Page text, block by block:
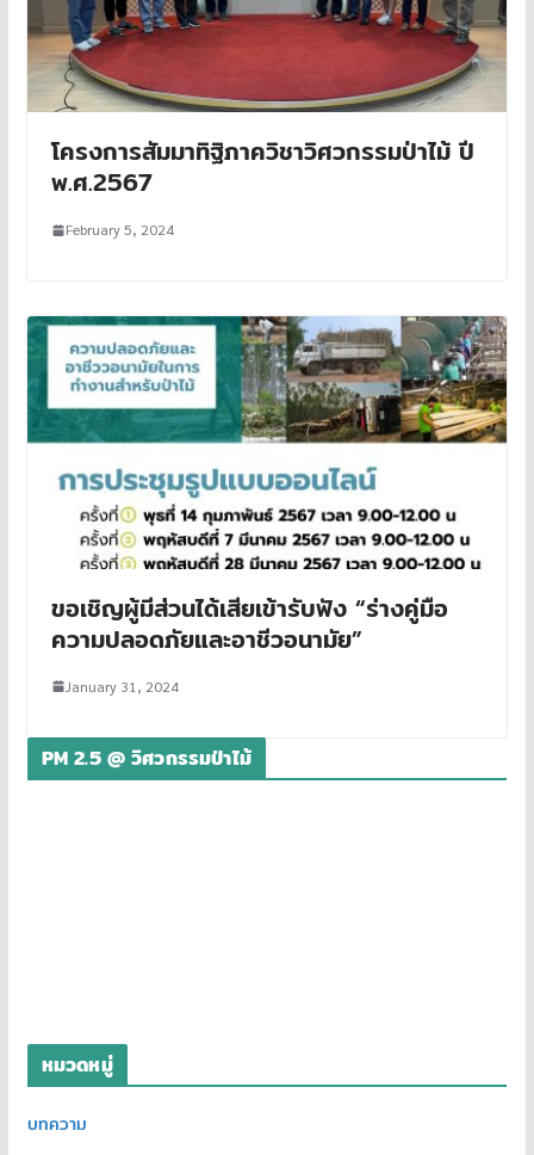
โครงการสัมมาทิฐิภาควิชาวิศวกรรมป่าไม้ ปี
พ.ศ.2567
February 5, 2024
ขอเชิญผู้มีส่วนได้เสียเข้ารับฟัง “ร่างคู่มือ
ความปลอดภัยและอาชีวอนามัย”
January 31, 2024
PM 2.5 @ วิศวกรรมป่าไม้
หมวดหมู่
บทความ